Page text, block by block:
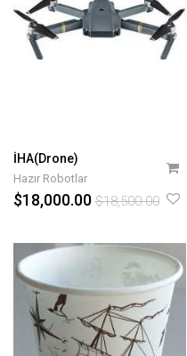
İHA(Drone)
Hazır Robotlar
$18,000.00$18,500.00